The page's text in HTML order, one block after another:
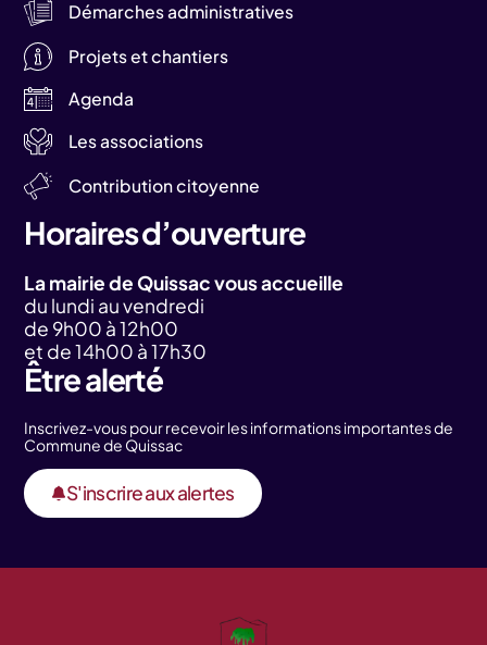
Démarches administratives
Projets et chantiers
Agenda
Les associations
Contribution citoyenne
Horaires d’ouverture
La mairie de Quissac vous accueille
du lundi au vendredi
de 9h00 à 12h00
et de 14h00 à 17h30
Être alerté
Inscrivez-vous pour recevoir les informations importantes de
Commune de Quissac
S'inscrire aux alertes